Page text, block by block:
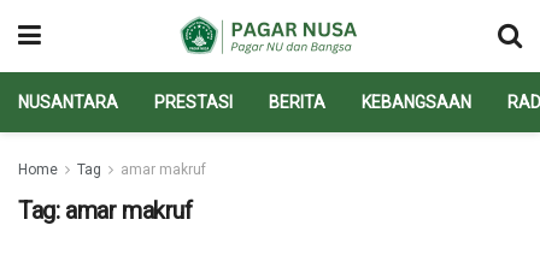
NUSANTARA PRESTASI BERITA KEBANGSAAN
Home Tag amar makruf
Tag: amar makruf